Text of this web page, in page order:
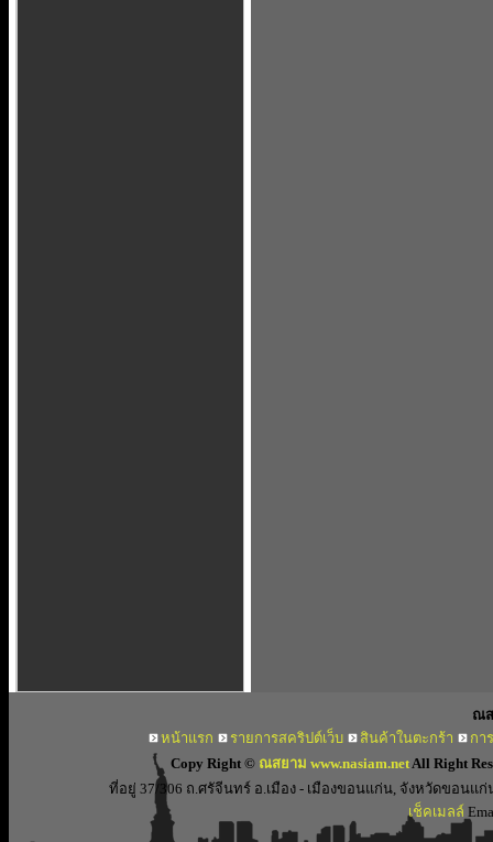
ณส
หน้าแรก
รายการสคริปต์เว็บ สินค้าในตะกร้า
กา
Copy Right © ณสยาม www.nasiam.netAll Right
ที่อยู่ 37/306 ถ.ศรัจีนทร์ อ.เมือง - เมืองขอนแก่น, จังหวัดขอนแก่
เช็คเมลล์